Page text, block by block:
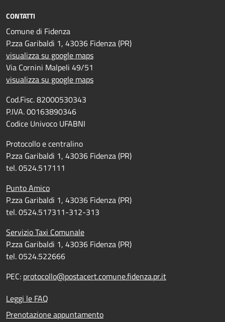
CONTATTI
Comune di Fidenza
P.zza Garibaldi 1, 43036 Fidenza (PR)
visualizza su google maps
Via Cornini Malpeli 49/51
visualizza su google maps
Cod.Fisc. 82000530343
P.IVA. 00163890346
Codice Univoco UFABNI
Protocollo e centralino
P.zza Garibaldi 1, 43036 Fidenza (PR)
tel. 0524.517111
Punto Amico
P.zza Garibaldi 1, 43036 Fidenza (PR)
tel. 0524.517311-312-313
Servizio Taxi Comunale
P.zza Garibaldi 1, 43036 Fidenza (PR)
tel. 0524.522666
PEC: protocollo@postacert.comune.fidenza.pr.it
Leggi le FAQ
Prenotazione appuntamento